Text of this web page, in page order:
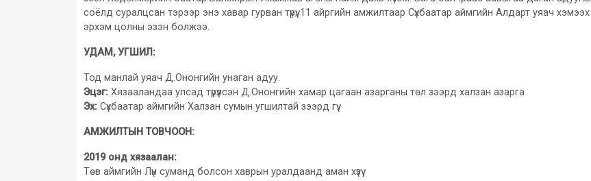
соёлд суралцсан тэрээр энэ хавар гурван түрүү, 11 айргийн амжилтаар Сүхбаатар аймгийн Алдарт уяач хэмээх
эрхэм цолны эзэн болжээ.
УДАМ, УГШИЛ:
Тод манлай уяач Д.Ононгийн унаган адуу.
Эцэг: Хязааландаа улсад түрүүлсэн Д.Ононгийн хамар цагаан азарганы төл зээрд халзан азарга
Эх: Сүхбаатар аймгийн Халзан сумын угшилтай зээрд гүү.
АМЖИЛТЫН ТОВЧООН:
2019 онд хязаалан:
Төв аймгийн Лүн суманд болсон хаврын уралдаанд аман хүзүү